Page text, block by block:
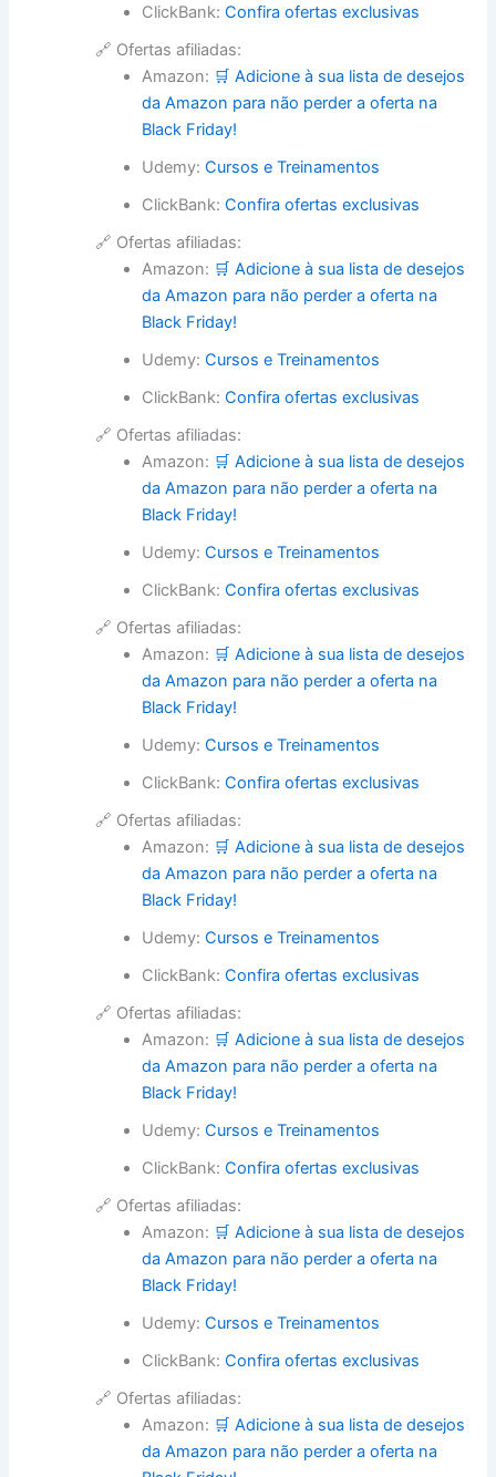
ClickBank:Confira ofertas exclusivas
🔗 Ofertas afiliadas:
Amazon: 🛒 Adicione à sua lista de desejos
da Amazon para não perder a oferta na
Black Friday!
Udemy:Cursos e Treinamentos
ClickBank:Confira ofertas exclusivas
🔗 Ofertas afiliadas:
Amazon: 🛒 Adicione à sua lista de desejos
da Amazon para não perder a oferta na
Black Friday!
Udemy:Cursos e Treinamentos
ClickBank:Confira ofertas exclusivas
🔗 Ofertas afiliadas:
Amazon: 🛒 Adicione à sua lista de desejos
da Amazon para não perder a oferta na
Black Friday!
Udemy:Cursos e Treinamentos
ClickBank:Confira ofertas exclusivas
🔗 Ofertas afiliadas:
Amazon: 🛒 Adicione à sua lista de desejos
da Amazon para não perder a oferta na
Black Friday!
Udemy:Cursos e Treinamentos
ClickBank:Confira ofertas exclusivas
🔗 Ofertas afiliadas:
Amazon: 🛒 Adicione à sua lista de desejos
da Amazon para não perder a oferta na
Black Friday!
Udemy:Cursos e Treinamentos
ClickBank:Confira ofertas exclusivas
🔗 Ofertas afiliadas:
Amazon: 🛒 Adicione à sua lista de desejos
da Amazon para não perder a oferta na
Black Friday!
Udemy:Cursos e Treinamentos
ClickBank:Confira ofertas exclusivas
🔗 Ofertas afiliadas:
Amazon: 🛒 Adicione à sua lista de desejos
da Amazon para não perder a oferta na
Black Friday!
Udemy:Cursos e Treinamentos
ClickBank:Confira ofertas exclusivas
🔗 Ofertas afiliadas:
Amazon: 🛒 Adicione à sua lista de desejos
da Amazon para não perder a oferta na